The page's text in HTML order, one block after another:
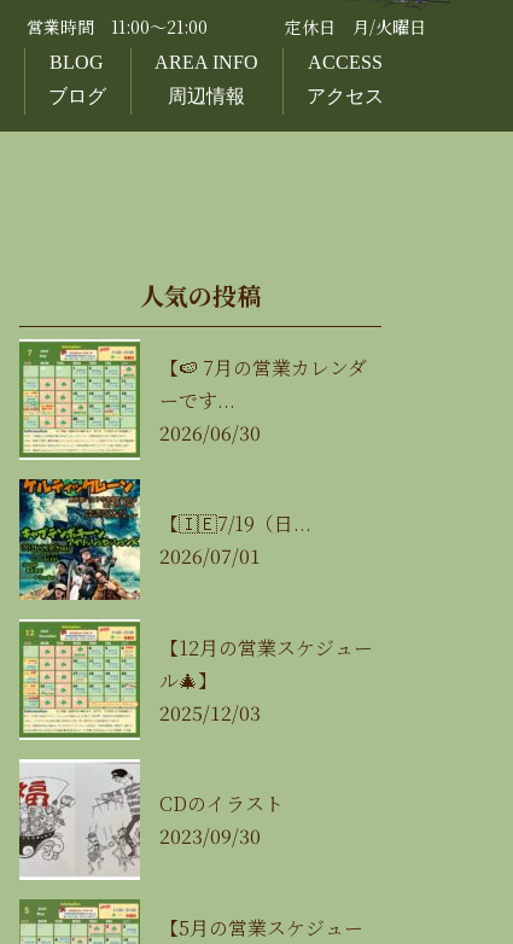
営業時間 11:00～21:00 定休日 月/火曜日
BLOG
ブログ
AREA INFO
周辺情報
ACCESS
アクセス
人気の投稿
【🍉 7月の営業カレンダ
ーです...
2026/06/30
【🇮🇪7/19（日...
2026/07/01
【12月の営業スケジュー
ル🎄】
2025/12/03
CDのイラスト
2023/09/30
【5月の営業スケジュー